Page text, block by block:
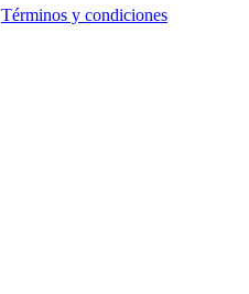
Términos y condiciones